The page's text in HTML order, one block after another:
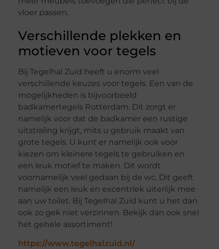
vloer passen.
Verschillende plekken en
motieven voor tegels
Bij Tegelhal Zuid heeft u enorm veel
verschillende keuzes voor tegels. Een van de
mogelijkheden is bijvoorbeeld
badkamertegels Rotterdam. Dit zorgt er
namelijk voor dat de badkamer een rustige
uitstraling krijgt, mits u gebruik maakt van
grote tegels. U kunt er namelijk ook voor
kiezen om kleinere tegels te gebruiken en
een leuk motief te maken. Dit wordt
voornamelijk veel gedaan bij de wc. Dit geeft
namelijk een leuk en excentriek uiterlijk mee
aan uw toilet. Bij Tegelhal Zuid kunt u het dan
ook zo gek niet verzinnen. Bekijk dan ook snel
het gehele assortiment!
https://www.tegelhalzuid.nl/